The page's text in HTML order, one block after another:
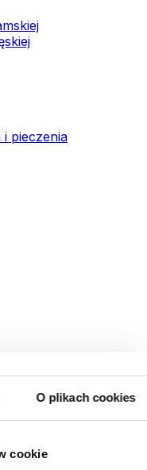
O plikach cookies
cookie
pieczenia